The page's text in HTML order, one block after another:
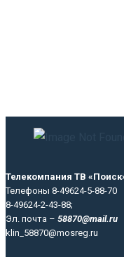
Телекомпания ТВ
Телефоны 8-49624-5-88-70
8-49624-2-43-88;
Эл. почта – 58870@mail.ru
klin_58870@mosreg.ru